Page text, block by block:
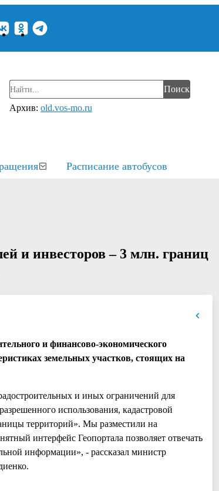
Поиск
Архив: old.vos-mo.ru
Расписание автобусов
и инвесторов – 3 млн. границ
и финансово-экономического
земельных участков, стоящих на
и иных ограничений для
использования, кадастровой
территорий». Мы разместили на
интерфейс Геопортала позволяет отвечать
информации», - рассказал министр